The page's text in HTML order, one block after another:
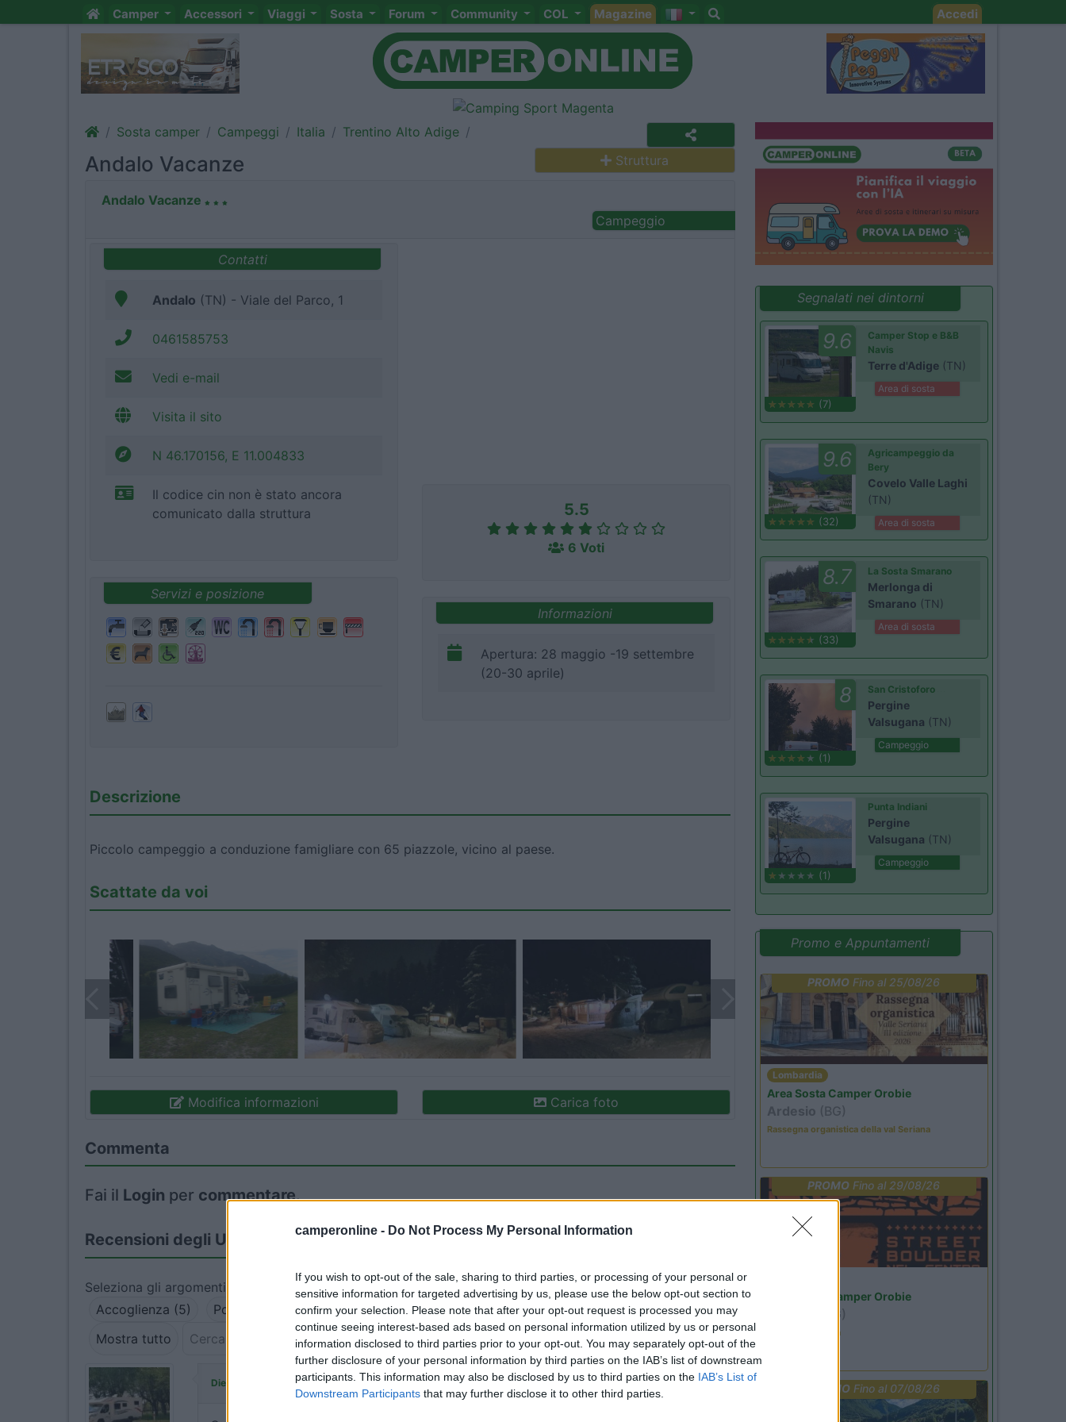
camperonline - Do Not Process My Personal Information
If you wish to opt-out of the sale, sharing to third parties, or processing of your personal or
sensitive information for targeted advertising by us, please use the below opt-out section to
confirm your selection. Please note that after your opt-out request is processed you may
continue seeing interest-based ads based on personal information utilized by us or personal
information disclosed to third parties prior to your opt-out. You may separately opt-out of the
further disclosure of your personal information by third parties on the IAB’s list of downstream
participants. This information may also be disclosed by us to third parties on the IAB’s List of
Downstream Participants that may further disclose it to other third parties.
Camper Accessori Viaggi Sosta Forum Community COL Magazine Accedi
Sosta camper Campeggi Italia Trentino Alto Adige
Andalo Vacanze Struttura
Andalo Vacanze
Campeggio
Contatti
Andalo (TN) - Viale del Parco, 1
0461585753
Vedi e-mail
Visita il sito
N 46.170156, E 11.004833
Il codice cin non è stato ancora
comunicato dalla struttura
Servizi e posizione
5.5
6 Voti
Informazioni
Apertura: 28 maggio -19 settembre
(20-30 aprile)
Descrizione
Piccolo campeggio a conduzione famigliare con 65 piazzole, vicino al paese.
Scattate da voi
Modifica informazioni Carica foto
Commenta
Fai il Login per commentare.
Recensioni degli Utenti
Seleziona gli argomenti per leggere le recensioni:
Accoglienza (5)
Posizione (3) Pulizia (2) Servizi (2) Caratteristiche (2)
Prezzo (1)
Mostra tutto
Diego67 ha commentato: 06/01/2018 12:32
Segnalati nei dintorni
9.6
(7)
Camper Stop e B&B
Navis
Terre d'Adige (TN)
Area di sosta
9.6
(32)
Agricampeggio da
Bery
Covelo Valle Laghi
(TN)
Area di sosta
8.7
(33)
La Sosta Smarano
Merlonga di
Smarano (TN)
Area di sosta
8
(1)
San Cristoforo
Pergine
Valsugana (TN)
Campeggio
(1)
Punta Indiani
Pergine
Valsugana (TN)
Campeggio
Promo e Appuntamenti
PROMO Fino al 25/08/26
Lombardia
Area Sosta Camper Orobie
Ardesio (BG)
Rassegna organistica della val Seriana
PROMO Fino al 29/08/26
Area Sosta Camper Orobie
(BG)
Ardesio si blocca
PROMOFino al 07/08/26